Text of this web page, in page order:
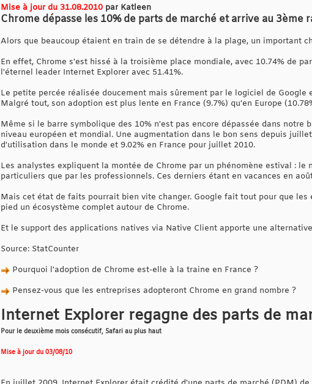
Mise à jour du 31.08.2010 par Katleen
Chrome dépasse les 10% de parts de marché et arrive au 3ème
Alors que beaucoup étaient en train de se détendre à la plage, un important
En effet, Chrome s'est hissé à la troisième place mondiale, avec 10.74% de
l'éternel leader Internet Explorer avec 51.41%.
Le petite percée réalisée doucement mais sûrement par le logiciel de
Malgré tout, son adoption est plus lente en France (9.7%) qu'en Europe
Même si le barre symbolique des 10% n'est pas encore dépassée dans notre
niveau européen et mondial. Une augmentation dans le bon sens depuis
d'utilisation dans le monde et 9.02% en France pour juillet 2010.
Les analystes expliquent la montée de Chrome par un phénomène estival :
particuliers que par les professionnels. Ces derniers étant en vacances en
Mais cet état de faits pourrait bien vite changer. Google fait tout pour que
pied un écosystème complet autour de Chrome.
Et le support des applications natives via Native Client apporte une
Source: StatCounter
Pourquoi l'adoption de Chrome est-elle à la traine en France ?
Pensez-vous que les entreprises adopteront Chrome en grand nombre ?
Internet Explorer regagne des parts de
Pour le deuxième mois consécutif, Safari au plus haut
Mise à jour du 03/08/10